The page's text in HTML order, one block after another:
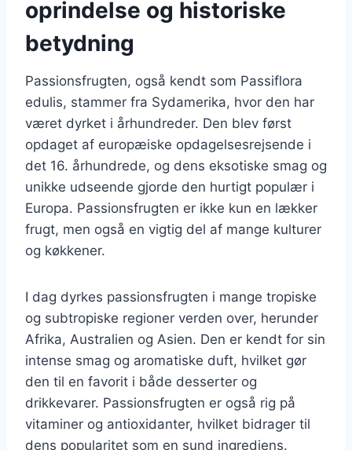
oprindelse og historiske
betydning
Passionsfrugten, også kendt som Passiflora
edulis, stammer fra Sydamerika, hvor den har
været dyrket i århundreder. Den blev først
opdaget af europæiske opdagelsesrejsende i
det 16. århundrede, og dens eksotiske smag og
unikke udseende gjorde den hurtigt populær i
Europa. Passionsfrugten er ikke kun en lækker
frugt, men også en vigtig del af mange kulturer
og køkkener.
I dag dyrkes passionsfrugten i mange tropiske
og subtropiske regioner verden over, herunder
Afrika, Australien og Asien. Den er kendt for sin
intense smag og aromatiske duft, hvilket gør
den til en favorit i både desserter og
drikkevarer. Passionsfrugten er også rig på
vitaminer og antioxidanter, hvilket bidrager til
dens popularitet som en sund ingrediens.